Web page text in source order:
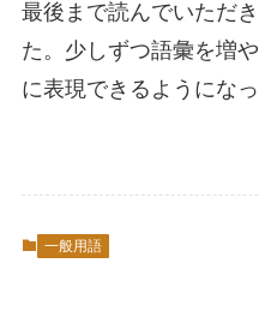
最後まで読んでいただ
た。少しずつ語彙を増
に表現できるようにな
一般用語